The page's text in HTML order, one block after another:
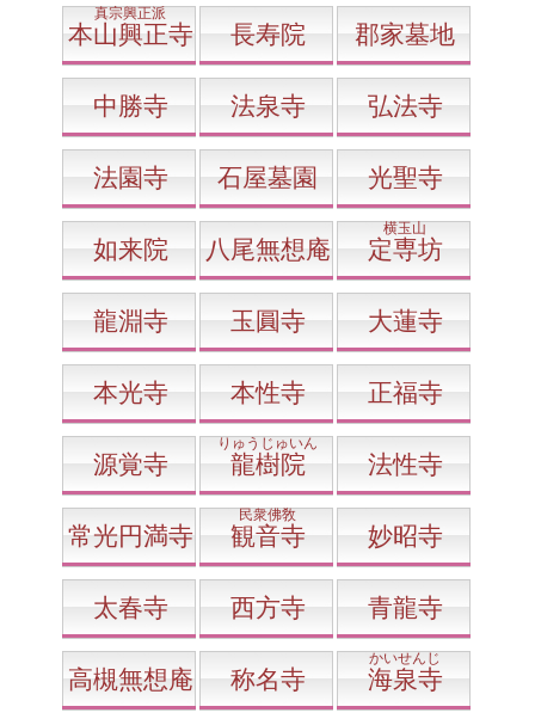
真宗興正派
本山興正寺 長寿院 郡家墓地
中勝寺 法泉寺 弘法寺
法園寺 石屋墓園 光聖寺
如来院 八尾無想庵
横玉山
定専坊
龍淵寺 玉圓寺 大蓮寺
本光寺 本性寺 正福寺
源覚寺
りゅうじゅいん
龍樹院 法性寺
常光円満寺
民衆佛敎
観音寺 妙昭寺
太春寺 西方寺 青龍寺
高槻無想庵 称名寺
かいせんじ
海泉寺